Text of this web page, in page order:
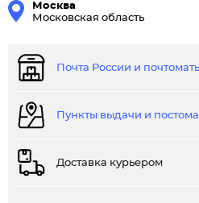
Москва
Московская область
Почта России и
Пункты выдачи и
Доставка курьером